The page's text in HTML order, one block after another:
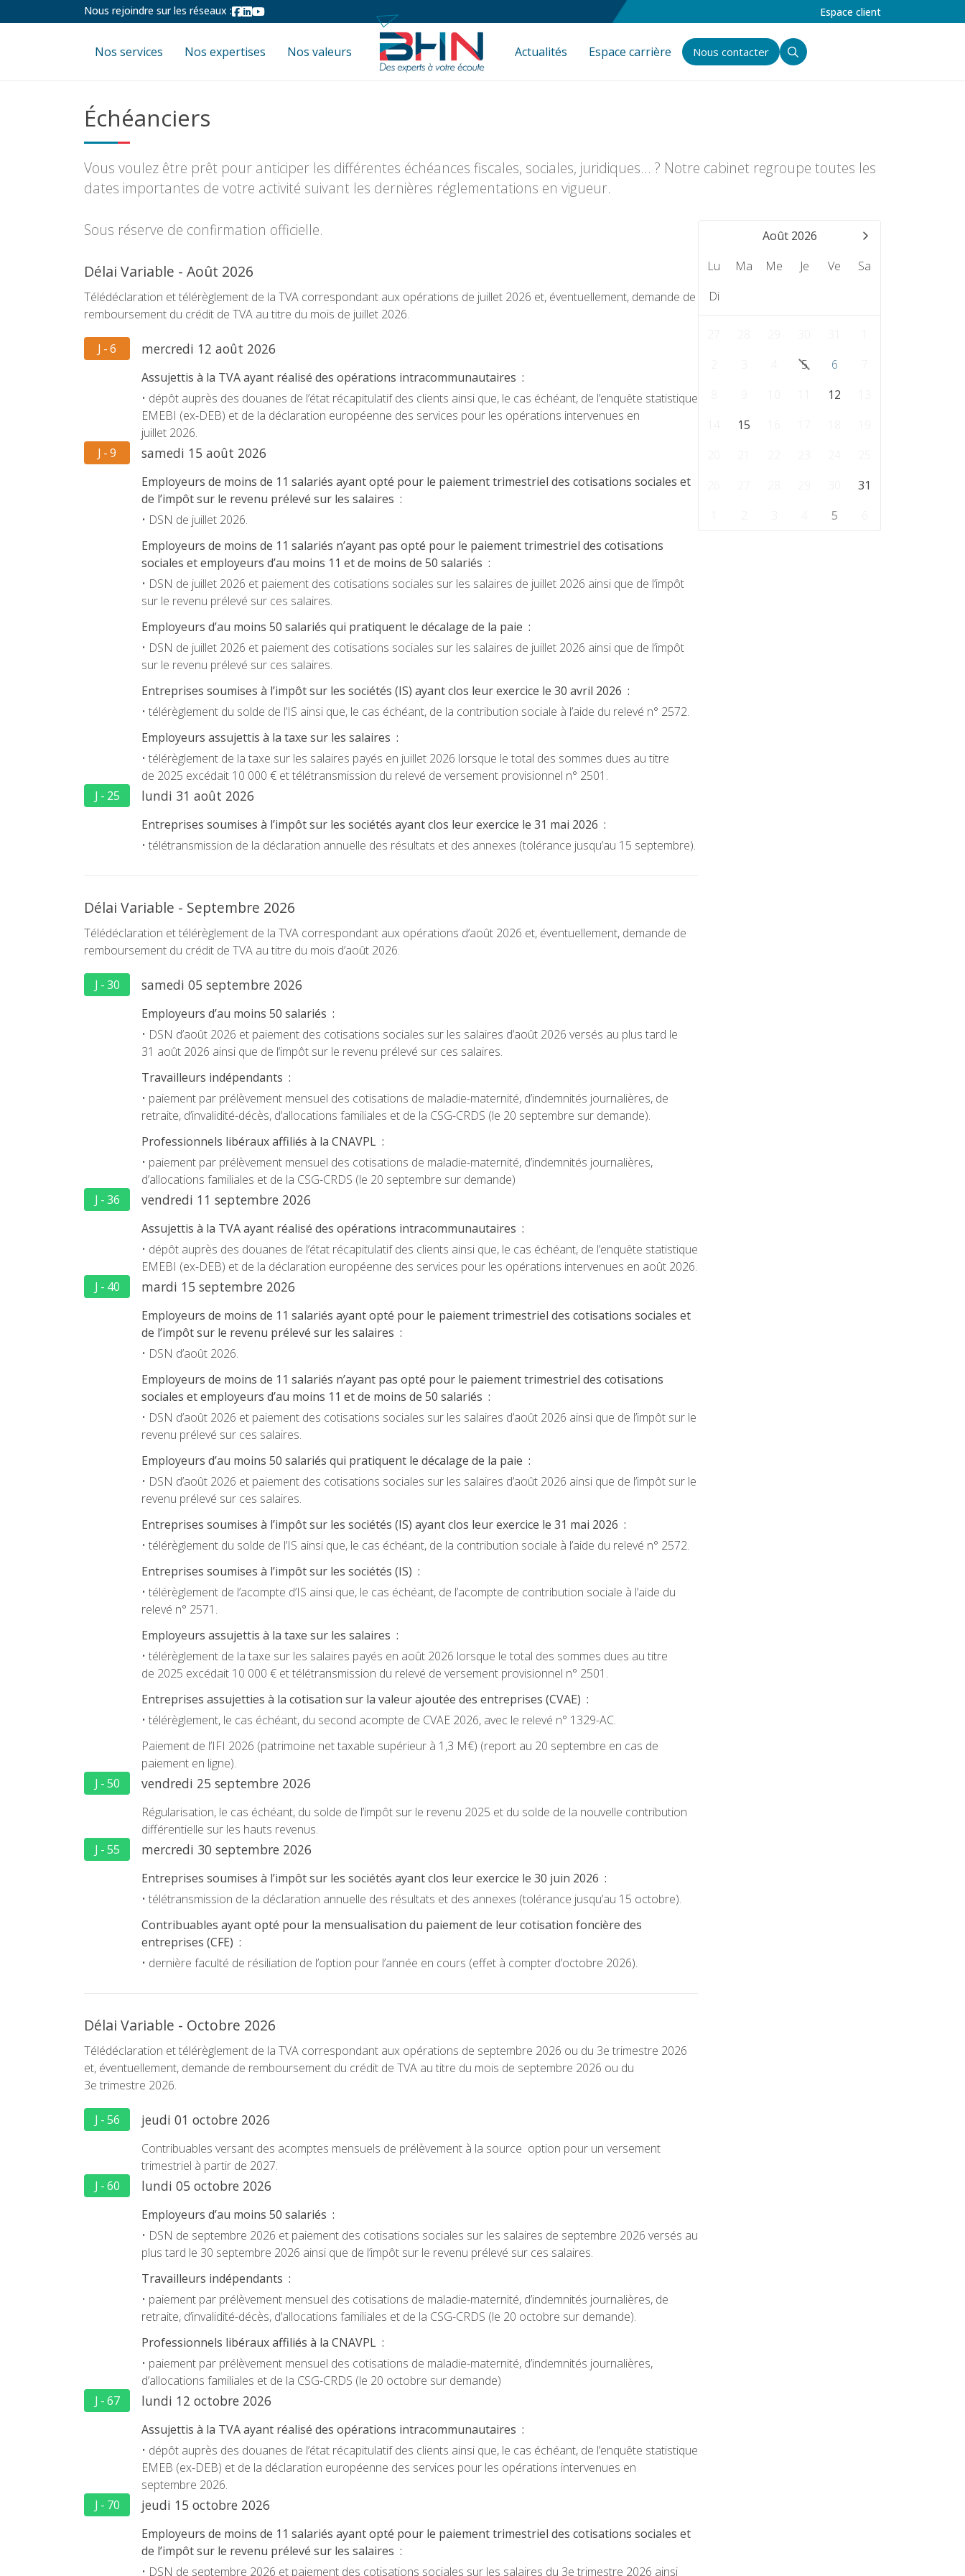
Nous rejoindre sur les réseaux : Espace client
Nos services Nos expertises Nos valeurs Actualités Espace carrière Nous contacter
Échéanciers
Vous voulez être prêt pour anticiper les différentes échéances fiscales, sociales, juridiques... ? Notre cabinet regroupe toutes les
dates importantes de votre activité suivant les dernières réglementations en vigueur.
Sous réserve de confirmation officielle.
Délai Variable - Août 2026
Télédéclaration et télérèglement de la TVA correspondant aux opérations de juillet 2026 et, éventuellement, demande de
remboursement du crédit de TVA au titre du mois de juillet 2026.
J - 6 mercredi 12 août 2026
Assujettis à la TVA ayant réalisé des opérations intracommunautaires :
• dépôt auprès des douanes de l’état récapitulatif des clients ainsi que, le cas échéant, de l’enquête statistique
EMEBI (ex-DEB) et de la déclaration européenne des services pour les opérations intervenues en
juillet 2026.
J - 9
samedi 15 août 2026
Employeurs de moins de 11 salariés ayant opté pour le paiement trimestriel des cotisations sociales et
de l’impôt sur le revenu prélevé sur les salaires :
• DSN de juillet 2026.
Employeurs de moins de 11 salariés n’ayant pas opté pour le paiement trimestriel des cotisations
sociales et employeurs d’au moins 11 et de moins de 50 salariés :
• DSN de juillet 2026 et paiement des cotisations sociales sur les salaires de juillet 2026 ainsi que de l’impôt
sur le revenu prélevé sur ces salaires.
Employeurs d’au moins 50 salariés qui pratiquent le décalage de la paie :
• DSN de juillet 2026 et paiement des cotisations sociales sur les salaires de juillet 2026 ainsi que de l’impôt
sur le revenu prélevé sur ces salaires.
Entreprises soumises à l’impôt sur les sociétés (IS) ayant clos leur exercice le 30 avril 2026 :
• télérèglement du solde de l’IS ainsi que, le cas échéant, de la contribution sociale à l’aide du relevé n° 2572.
Employeurs assujettis à la taxe sur les salaires :
• télérèglement de la taxe sur les salaires payés en juillet 2026 lorsque le total des sommes dues au titre
de 2025 excédait 10 000 € et télétransmission du relevé de versement provisionnel n° 2501.
J - 25
lundi 31 août 2026
Entreprises soumises à l’impôt sur les sociétés ayant clos leur exercice le 31 mai 2026 :
• télétransmission de la déclaration annuelle des résultats et des annexes (tolérance jusqu’au 15 septembre).
Délai Variable - Septembre 2026
Télédéclaration et télérèglement de la TVA correspondant aux opérations d’août 2026 et, éventuellement, demande de
remboursement du crédit de TVA au titre du mois d’août 2026.
J - 30 samedi 05 septembre 2026
Employeurs d’au moins 50 salariés :
• DSN d’août 2026 et paiement des cotisations sociales sur les salaires d’août 2026 versés au plus tard le
31 août 2026 ainsi que de l’impôt sur le revenu prélevé sur ces salaires.
Travailleurs indépendants :
• paiement par prélèvement mensuel des cotisations de maladie-maternité, d’indemnités journalières, de
retraite, d’invalidité-décès, d’allocations familiales et de la CSG-CRDS (le 20 septembre sur demande).
Professionnels libéraux affiliés à la CNAVPL :
• paiement par prélèvement mensuel des cotisations de maladie-maternité, d’indemnités journalières,
d’allocations familiales et de la CSG-CRDS (le 20 septembre sur demande)
J - 36
vendredi 11 septembre 2026
Assujettis à la TVA ayant réalisé des opérations intracommunautaires :
• dépôt auprès des douanes de l’état récapitulatif des clients ainsi que, le cas échéant, de l’enquête statistique
EMEBI (ex-DEB) et de la déclaration européenne des services pour les opérations intervenues en août 2026.
J - 40
mardi 15 septembre 2026
Employeurs de moins de 11 salariés ayant opté pour le paiement trimestriel des cotisations sociales et
de l’impôt sur le revenu prélevé sur les salaires :
• DSN d’août 2026.
Employeurs de moins de 11 salariés n’ayant pas opté pour le paiement trimestriel des cotisations
sociales et employeurs d’au moins 11 et de moins de 50 salariés :
• DSN d’août 2026 et paiement des cotisations sociales sur les salaires d’août 2026 ainsi que de l’impôt sur le
revenu prélevé sur ces salaires.
Employeurs d’au moins 50 salariés qui pratiquent le décalage de la paie :
• DSN d’août 2026 et paiement des cotisations sociales sur les salaires d’août 2026 ainsi que de l’impôt sur le
revenu prélevé sur ces salaires.
Entreprises soumises à l’impôt sur les sociétés (IS) ayant clos leur exercice le 31 mai 2026 :
• télérèglement du solde de l’IS ainsi que, le cas échéant, de la contribution sociale à l’aide du relevé n° 2572.
Entreprises soumises à l’impôt sur les sociétés (IS) :
• télérèglement de l’acompte d’IS ainsi que, le cas échéant, de l’acompte de contribution sociale à l’aide du
relevé n° 2571.
Employeurs assujettis à la taxe sur les salaires :
• télérèglement de la taxe sur les salaires payés en août 2026 lorsque le total des sommes dues au titre
de 2025 excédait 10 000 € et télétransmission du relevé de versement provisionnel n° 2501.
Entreprises assujetties à la cotisation sur la valeur ajoutée des entreprises (CVAE) :
• télérèglement, le cas échéant, du second acompte de CVAE 2026, avec le relevé n° 1329-AC.
Paiement de l’IFI 2026 (patrimoine net taxable supérieur à 1,3 M€) (report au 20 septembre en cas de
paiement en ligne).
J - 50
vendredi 25 septembre 2026
Régularisation, le cas échéant, du solde de l’impôt sur le revenu 2025 et du solde de la nouvelle contribution
différentielle sur les hauts revenus.
J - 55
mercredi 30 septembre 2026
Entreprises soumises à l’impôt sur les sociétés ayant clos leur exercice le 30 juin 2026 :
• télétransmission de la déclaration annuelle des résultats et des annexes (tolérance jusqu’au 15 octobre).
Contribuables ayant opté pour la mensualisation du paiement de leur cotisation foncière des
entreprises (CFE) :
• dernière faculté de résiliation de l’option pour l’année en cours (effet à compter d’octobre 2026).
Délai Variable - Octobre 2026
Télédéclaration et télérèglement de la TVA correspondant aux opérations de septembre 2026 ou du 3e trimestre 2026
et, éventuellement, demande de remboursement du crédit de TVA au titre du mois de septembre 2026 ou du
3e trimestre 2026.
J - 56 jeudi 01 octobre 2026
Contribuables versant des acomptes mensuels de prélèvement à la source option pour un versement
trimestriel à partir de 2027.
J - 60
lundi 05 octobre 2026
Employeurs d’au moins 50 salariés :
• DSN de septembre 2026 et paiement des cotisations sociales sur les salaires de septembre 2026 versés au
plus tard le 30 septembre 2026 ainsi que de l’impôt sur le revenu prélevé sur ces salaires.
Travailleurs indépendants :
• paiement par prélèvement mensuel des cotisations de maladie-maternité, d’indemnités journalières, de
retraite, d’invalidité-décès, d’allocations familiales et de la CSG-CRDS (le 20 octobre sur demande).
Professionnels libéraux affiliés à la CNAVPL :
• paiement par prélèvement mensuel des cotisations de maladie-maternité, d’indemnités journalières,
d’allocations familiales et de la CSG-CRDS (le 20 octobre sur demande)
J - 67
lundi 12 octobre 2026
Assujettis à la TVA ayant réalisé des opérations intracommunautaires :
• dépôt auprès des douanes de l’état récapitulatif des clients ainsi que, le cas échéant, de l’enquête statistique
EMEB (ex-DEB) et de la déclaration européenne des services pour les opérations intervenues en
septembre 2026.
J - 70
jeudi 15 octobre 2026
Employeurs de moins de 11 salariés ayant opté pour le paiement trimestriel des cotisations sociales et
de l’impôt sur le revenu prélevé sur les salaires :
• DSN de septembre 2026 et paiement des cotisations sociales sur les salaires du 3e trimestre 2026 ainsi
Août 2026
Lu
Ma Me Je Ve
Sa
Di
5 6
12
15
31
5